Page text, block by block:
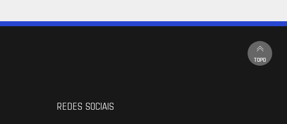
TOPO
REDES SOCIAIS